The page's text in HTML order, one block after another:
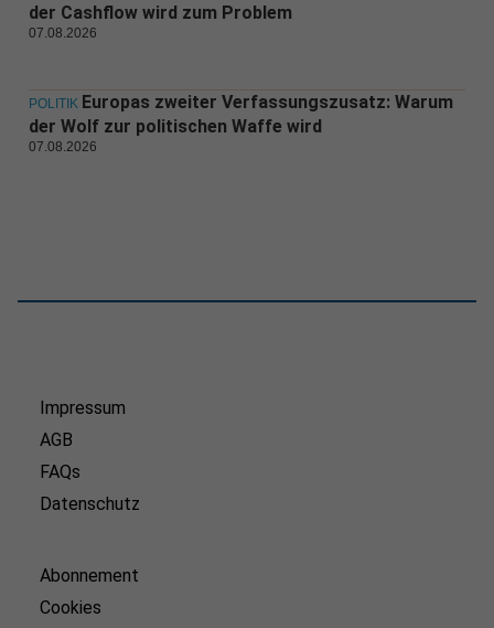
der Cashflow wird zum Problem
07.08.2026
POLITIK Europas zweiter Verfassungszusatz: Warum
der Wolf zur politischen Waffe wird
07.08.2026
Impressum
AGB
FAQs
Datenschutz
Abonnement
Cookies